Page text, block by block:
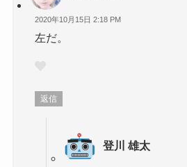
2020年10月15日 2:18 PM
左だ。
返信
登川 雄太